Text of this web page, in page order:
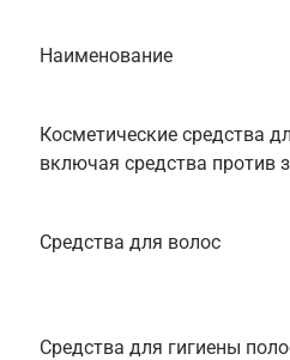
Наименование
Косметические средства
включая средства против
Средства для волос
Средства для гигиены